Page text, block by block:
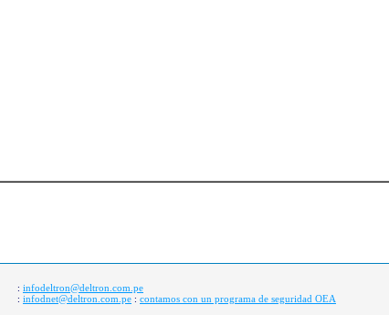
: infodeltron@deltron.com.pe
: infodnet@deltron.com.pe : contamos con un programa de seguridad OEA